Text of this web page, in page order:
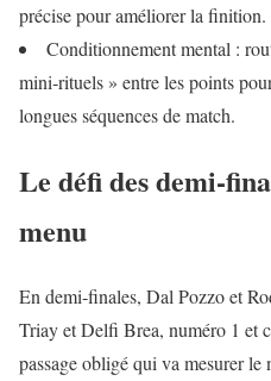
précise pour améliorer la finition.
Conditionnement mental :
mini‑rituels » entre les points
longues séquences de match.
Le défi des
menu
En demi‑finales, Dal Pozzo et
Triay et Delfi Brea, numéro 1 et
passage obligé qui va mesurer le